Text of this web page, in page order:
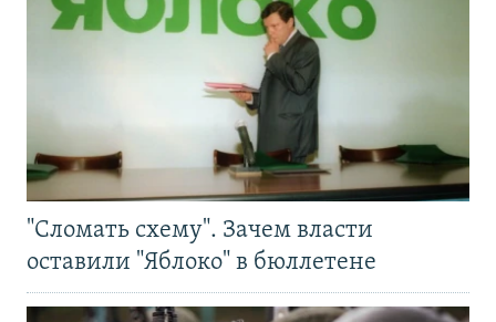
"Сломать схему". Зачем власти
оставили "Яблоко" в бюллетене